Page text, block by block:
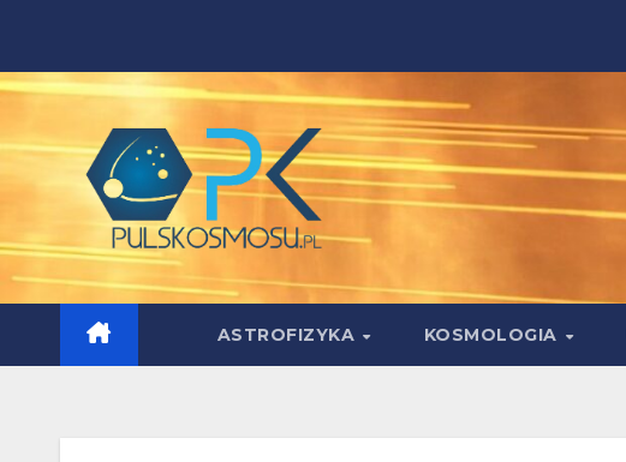
content
ASTROFIZYKA KOSMOLOGIA